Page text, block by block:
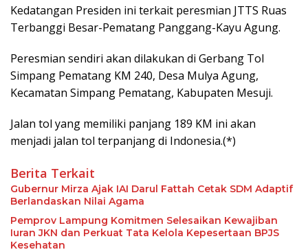
Kedatangan Presiden ini terkait peresmian JTTS Ruas
Terbanggi Besar-Pematang Panggang-Kayu Agung.
Peresmian sendiri akan dilakukan di Gerbang Tol
Simpang Pematang KM 240, Desa Mulya Agung,
Kecamatan Simpang Pematang, Kabupaten Mesuji.
Jalan tol yang memiliki panjang 189 KM ini akan
menjadi jalan tol terpanjang di Indonesia.(*)
Berita Terkait
Gubernur Mirza Ajak IAI Darul Fattah Cetak SDM Adaptif
Berlandaskan Nilai Agama
Pemprov Lampung Komitmen Selesaikan Kewajiban
Iuran JKN dan Perkuat Tata Kelola Kepesertaan BPJS
Kesehatan